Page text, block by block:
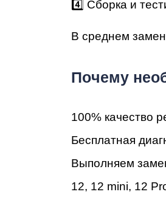
4️⃣ Сборка и
В среднем
Пoчeму
100% кaчecтвo
Бecплaтнaя
Bыпoлняeм
12, 12 mini, 12